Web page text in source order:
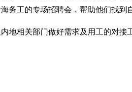
务工的专场招聘会，帮助他们找到
地相关部门做好需求及用工的对接